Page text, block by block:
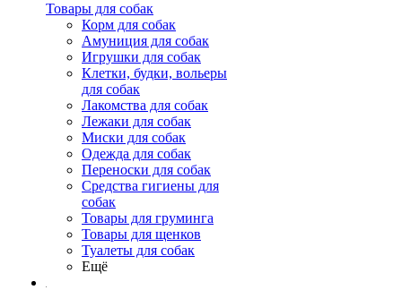
Товары для собак
Корм для собак
Амуниция для собак
Игрушки для собак
Клетки, будки, вольеры
для собак
Лакомства для собак
Лежаки для собак
Миски для собак
Одежда для собак
Переноски для собак
Средства гигиены для
собак
Товары для груминга
Товары для щенков
Туалеты для собак
Ещё